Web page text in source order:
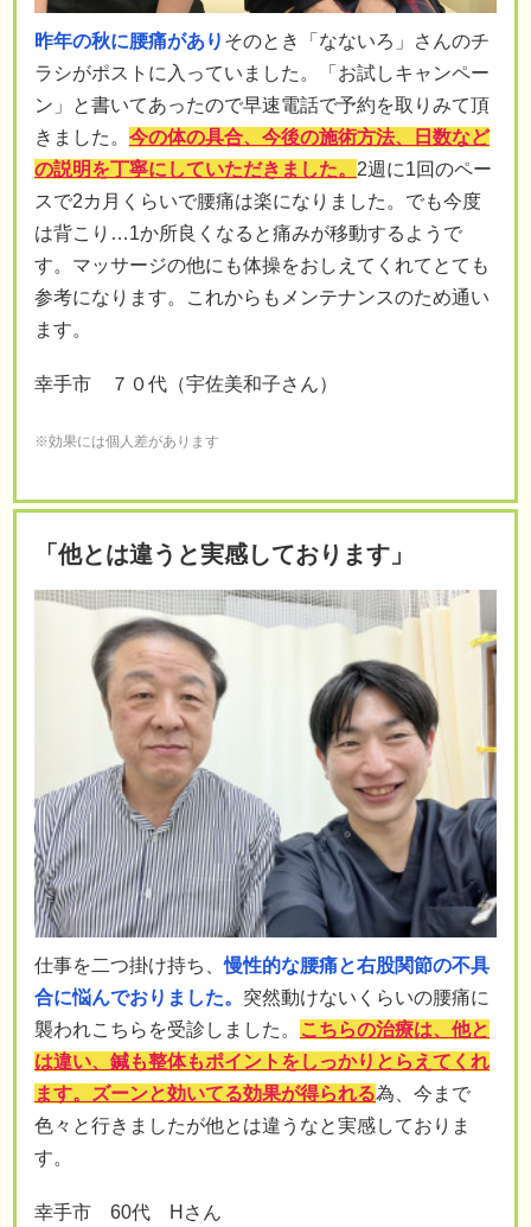
昨年の秋に腰痛があり そのとき「なないろ」さんのチ
ラシがポストに入っていました。「お試しキャンペー
ン」と書いてあったので早速電話で予約を取りみて頂
きました。 今の体の具合、今後の施術方法、日数など
の説明を丁寧にしていただきました。 2週に1回のペー
スで2カ月くらいで腰痛は楽になりました。でも今度
は背こり…1か所良くなると痛みが移動するようで
す。マッサージの他にも体操をおしえてくれてとても
参考になります。これからもメンテナンスのため通い
ます。
幸手市 ７０代（宇佐美和子さん）
※効果には個人差があります
「他とは違うと実感しております」
仕事を二つ掛け持ち、慢性的な腰痛と右股関節の不具
合に悩んでおりました。 突然動けないくらいの腰痛に
襲われこちらを受診しました。
こちらの治療は、他と
は違い、鍼も整体もポイントをしっかりとらえてくれ
ます。ズーンと効いてる効果が得られる為、今まで
色々と行きましたが他とは違うなと実感しておりま
す。
幸手市 60代 Hさん